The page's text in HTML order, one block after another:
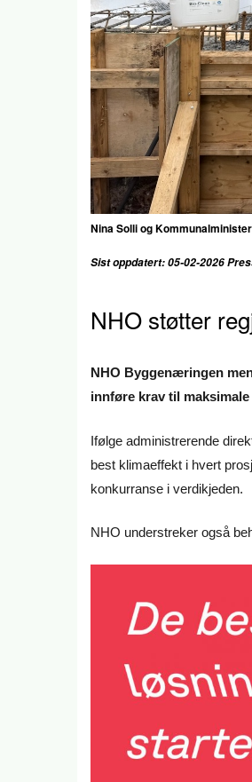
Nina Solli og
Sist oppdatert: 05-02-2026
NHO støtter
NHO Byggenæringen
innføre krav til
Ifølge administrerende
best klimaeffekt i hvert
konkurranse i verdikjeden.
NHO understreker også